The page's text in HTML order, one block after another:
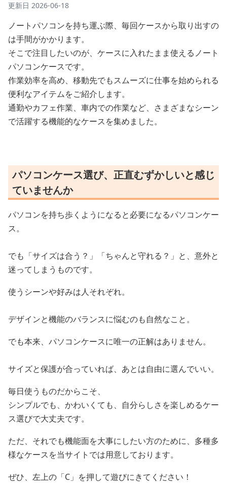
更新日 2026-06-18
ノートパソコンを持ち運ぶ際、毎回ケースから取り出すの
は手間がかかります。
そこで注目したいのが、ケースに入れたまま使えるノート
パソコンケースです。
作業効率を高め、移動先でもスムーズに仕事を始められる
便利なアイテムをご紹介します。
通勤やカフェ作業、車内での作業など、さまざまなシーン
で活躍する機能的なケースを集めました。
パソコンケース選び、正直むずかしいと感じ
ていませんか
パソコンを持ち歩くようになると必要になるパソコンケー
ス。
でも「サイズは合う？」「ちゃんと守れる？」と、意外と
迷ってしまうものです。
使うシーンや好みは人それぞれ。
デザインと機能のバランスに悩むのも自然なこと。
でも本来、パソコンケースに唯一の正解はありません。
サイズと保護が合っていれば、あとは自由に選んでいい。
毎日使うものだからこそ、
シンプルでも、かわいくても、自分らしさを楽しめるケー
ス選びで大丈夫です。
ただ、それでも機能面を大事にしたい方のために、多種多
様なケースを当サイトでは用意しております。
ぜひ、左上の「C」を押して遊びにきてください！